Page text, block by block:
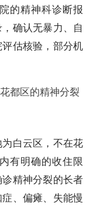
的精神科诊断报
确认无暴力、自
估核验，部分机
都区的精神分裂
白云区，不在花
有明确的收住限
精神分裂的长者
、偏瘫、失能慢